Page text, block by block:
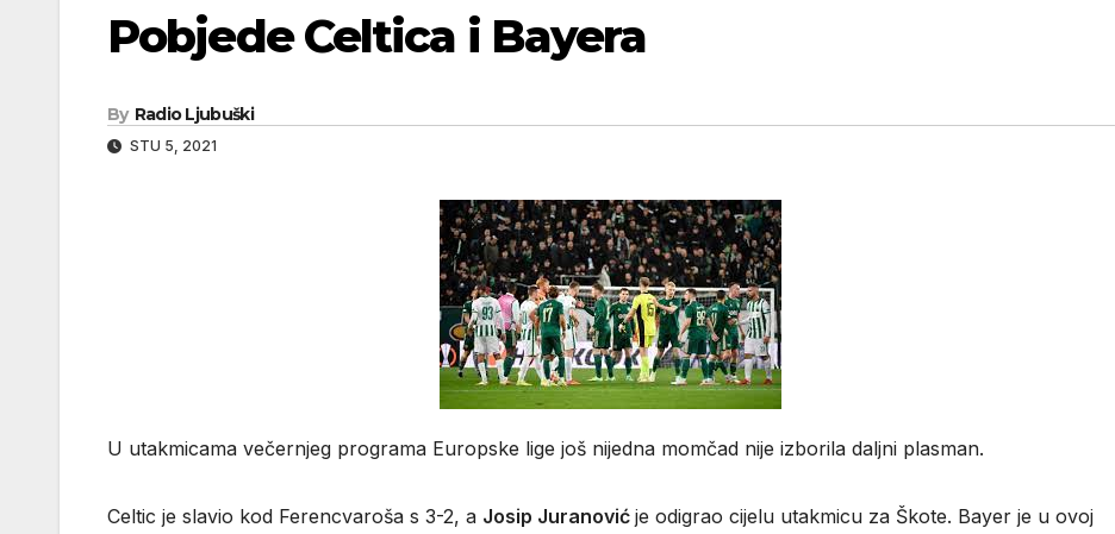
Pobjede Celtica i Bayera
By Radio Ljubuški
STU 5, 2021
U utakmicama večernjeg programa Europske lige još nijedna momčad nije izborila daljni plasman.
Celtic je slavio kod Ferencvaroša s 3-2, a Josip Juranović je odigrao cijelu utakmicu za Škote. Bayer je u ovoj